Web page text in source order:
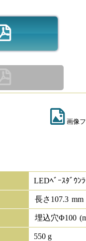
画像
LEDﾍﾞｰｽﾀﾞｳﾝ
長さ 107.3 mm
埋込穴Φ100
550 g